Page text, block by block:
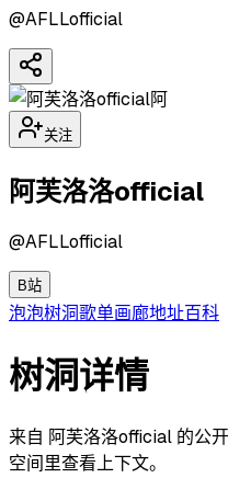
@AFLLofficial
阿
关注
阿芙洛洛official
@AFLLofficial
B站
泡泡树洞歌单画廊地址百科
树洞详情
来自 阿芙洛洛official 的公
空间里查看上下文。